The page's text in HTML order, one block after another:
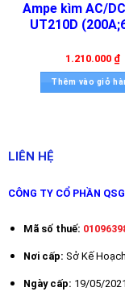
Phụ kiện đi kèm:
Catalog
Một số đặc
Ngàm mở: 42mm
Chọn dải tự động/
Kiểm tra diode: Có
Kiểm tra liên tục (còi
Ampe kìm AC/
UT210D
1.210.000 ₫
Thêm vào giỏ
LIÊN HỆ
CÔNG TY CỔ PHẦN
Mã số thuế:
Nơi cấp: Sở Kế
Ngày cấp: 19/05/2021